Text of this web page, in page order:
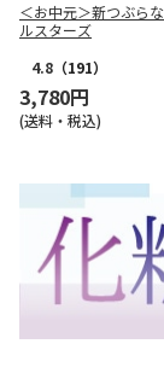
＜お中元＞新つぶら
ルスターズ
4.8 （191）
3,780円
(送料・税込)